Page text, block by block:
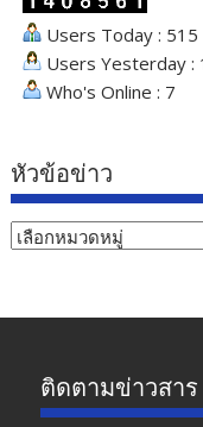
Users Today : 515
Users Yesterday :
Who's Online : 7
หัวข้อข่าว
หัวข้อ
ติดตามข่าวสาร